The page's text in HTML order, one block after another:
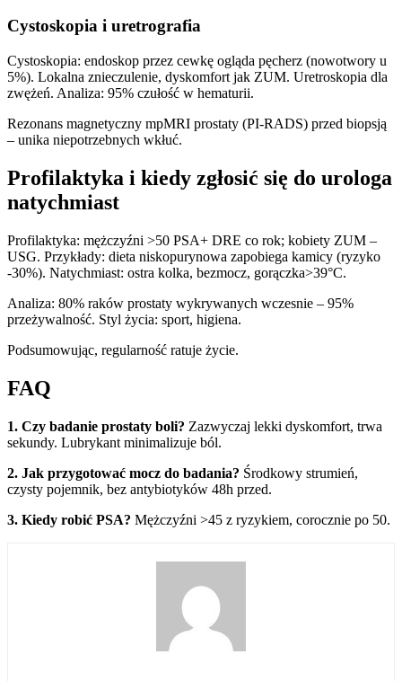
Cystoskopia i uretrografia
Cystoskopia: endoskop przez cewkę ogląda pęcherz (nowotwory u
5%). Lokalna znieczulenie, dyskomfort jak ZUM. Uretroskopia dla
zwężeń. Analiza: 95% czułość w hematurii.
Rezonans magnetyczny mpMRI prostaty (PI-RADS) przed biopsją
– unika niepotrzebnych wkłuć.
Profilaktyka i kiedy zgłosić się do urologa
natychmiast
Profilaktyka: mężczyźni >50 PSA+ DRE co rok; kobiety ZUM –
USG. Przykłady: dieta niskopurynowa zapobiega kamicy (ryzyko
-30%). Natychmiast: ostra kolka, bezmocz, gorączka>39°C.
Analiza: 80% raków prostaty wykrywanych wczesnie – 95%
przeżywalność. Styl życia: sport, higiena.
Podsumowując, regularność ratuje życie.
FAQ
1. Czy badanie prostaty boli? Zazwyczaj lekki dyskomfort, trwa
sekundy. Lubrykant minimalizuje ból.
2. Jak przygotować mocz do badania? Środkowy strumień,
czysty pojemnik, bez antybiotyków 48h przed.
3. Kiedy robić PSA? Mężczyźni >45 z ryzykiem, corocznie po 50.